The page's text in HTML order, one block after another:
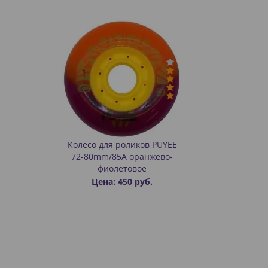
Колесо для роликов PUYEE
72-80mm/85A оранжево-
фиолетовое
Цена: 450 руб.